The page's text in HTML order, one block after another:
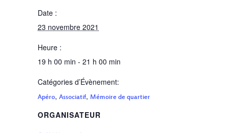
Date :
23 novembre 2021
Heure :
19 h 00 min - 21 h 00 min
Catégories d’Évènement:
Apéro, Associatif, Mémoire de quartier
ORGANISATEUR